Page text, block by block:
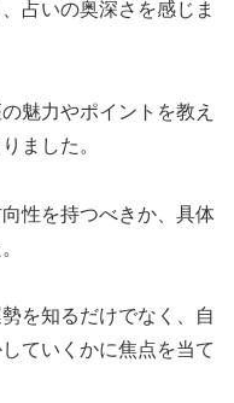
占いの奥深さを感じま
魅力やポイントを教え
ました。
性を持つべきか、具体
を知るだけでなく、自
ていくかに焦点を当て